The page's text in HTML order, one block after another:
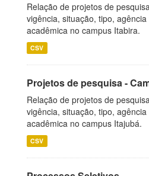
Relação de projetos de
vigência, situação, tipo,
acadêmica no campus Itabira.
CSV
Projetos de pesquisa -
Relação de projetos de
vigência, situação, tipo,
acadêmica no campus Itajubá.
CSV